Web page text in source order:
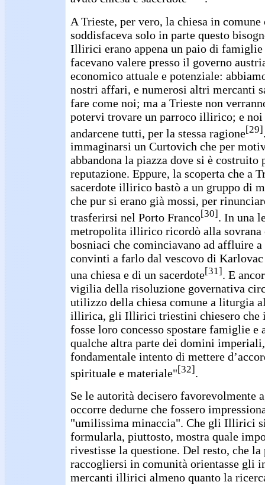
A Trieste, per vero, la chiesa in
soddisfaceva solo in parte questo
Illirici erano appena un paio di
facevano valere presso il governo
economico attuale e potenziale:
nostri affari, e numerosi altri mercanti
fare come noi; ma a Trieste non
potervi trovare un parroco illirico; e noi
andarcene tutti, per la stessa ragione[29]
immaginarsi un Curtovich che per
abbandona la piazza dove si è costruito
reputazione. Eppure, la scoperta che a
sacerdote illirico bastò a un gruppo di
che pur si erano già mossi, per
trasferirsi nel Porto Franco[30] . In una
metropolita illirico ricordò alla sovrana
bosniaci che cominciavano ad affluire
convinti a farlo dal vescovo di Karlovac
una chiesa e di un sacerdote[31]. E
vigilia della risoluzione governativa
utilizzo della chiesa comune a liturgia
illirica, gli Illirici triestini chiesero che
fosse loro concesso spostare famiglie
qualche altra parte dei domini
fondamentale intento di mettere
spirituale e materiale"[32].
Se le autorità decisero
occorre dedurne che fossero
"umilissima minaccia". Che gli Illirici si
formularla, piuttosto, mostra quale
rivestisse la questione. Del resto, che
raccogliersi in comunità orientasse gli
mercanti illirici almeno quanto la